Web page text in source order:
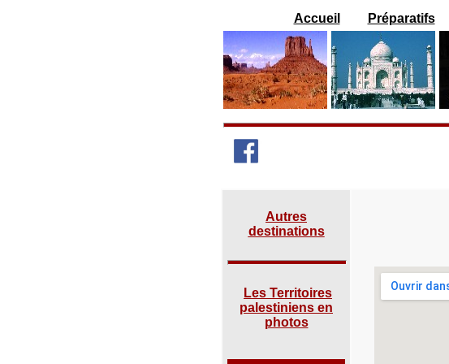
Accueil Préparatifs
Autres
destinations
Les Territoires
palestiniens en
photos